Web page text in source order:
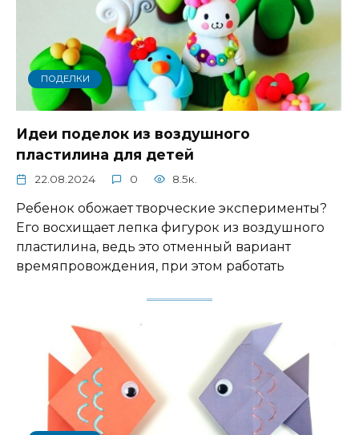
ПОДЕЛКИ
Идеи поделок из воздушного
пластилина для детей
22.08.2024 0 8.5к.
Ребенок обожает творческие эксперименты?
Его восхищает лепка фигурок из воздушного
пластилина, ведь это отменный вариант
времяпровождения, при этом работать